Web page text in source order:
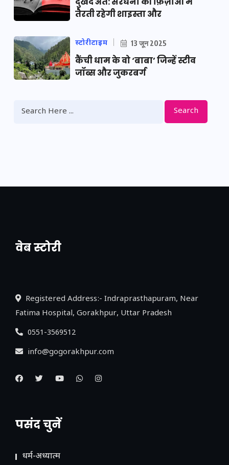
तैरती रहेगी शाइस्ता और
स्टोरीटाइम 13 जून 2025
कैंची धाम के वो ‘बाबा’ जिन्हें स्टीव
जॉब्स और जुकरबर्ग
Search
वेब स्टोरी
नया एक्सप्रेसवे: पूर्वांचल का लक, डेवलपमेंट का
Registered Address:- Indraprasthapuram, Near
Fatima Hospital, Gorakhpur, Uttar Pradesh
0551-3569512
info@gogorakhpur.com
पसंद चुनें
धर्म-अध्यात्म